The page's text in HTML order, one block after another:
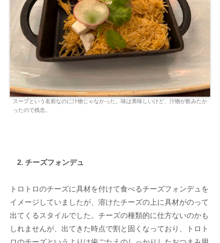
スープという名前なのに汁物じゃなかった。味は美味しいけど、汁物が飲みたか
ったので残念。
2. チーズフォンデュ
トロトロのチーズに具材を付けて食べるチーズフォンデュを
イメージしていましたが、溶けたチーズの上に具材がのって
出てくるスタイルでした。チーズの種類的に仕方ないのかも
しれませんが、出てきた時点で割と固くなっており、トロト